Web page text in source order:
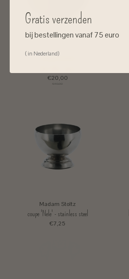
House Doctor
€20,00
€40,00
Madam Stoltz
coupe 'Nele' - stainless steel
€7,25
Gratis verzenden
bij bestellingen vanaf 75 euro
( in Nederland)